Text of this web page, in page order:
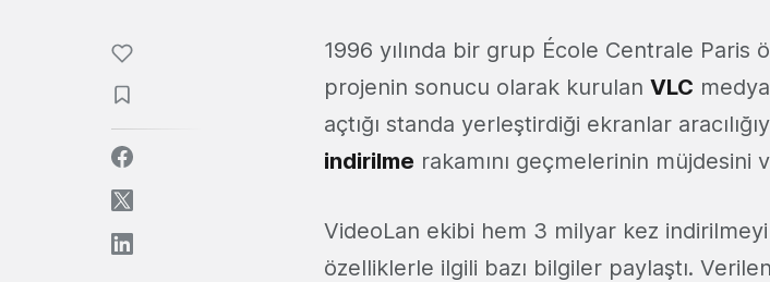
1996 yılında bir grup École Centrale Paris
projenin sonucu olarak kurulan VLC
açtığı standa yerleştirdiği ekranlar
indirilme rakamını geçmelerinin müjdesini
VideoLan ekibi hem 3 milyar kez
özelliklerle ilgili bazı bilgiler paylaştı.